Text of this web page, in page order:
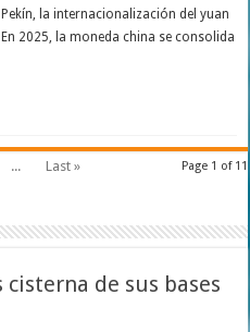
la internacionalización del yuan
2025, la moneda china se consolida
Page 1 of 11
... Last »
cisterna de sus bases